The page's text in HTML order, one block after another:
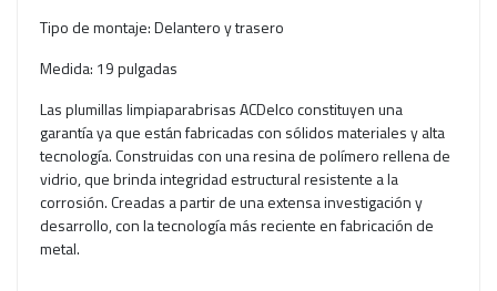
Tipo de montaje: Delantero y trasero
Medida: 19 pulgadas
Las plumillas limpiaparabrisas ACDelco constituyen una
garantía ya que están fabricadas con sólidos materiales y alta
tecnología. Construidas con una resina de polímero rellena de
vidrio, que brinda integridad estructural resistente a la
corrosión. Creadas a partir de una extensa investigación y
desarrollo, con la tecnología más reciente en fabricación de
metal.